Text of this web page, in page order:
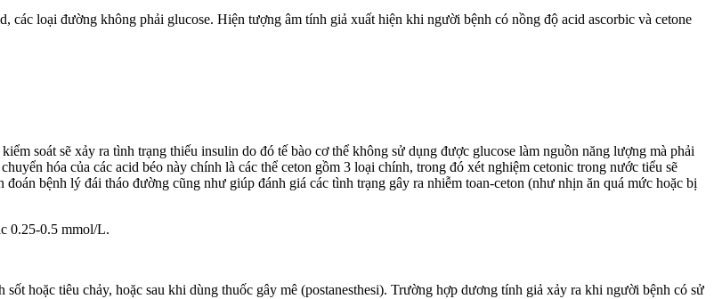
loại đường không phải glucose. Hiện tượng âm tính giả xuất hiện khi người bệnh có nồng độ acid ascorbic và cetone
soát sẽ xảy ra tình trạng thiếu insulin do đó tế bào cơ thể không sử dụng được glucose làm nguồn năng lượng mà phải
hóa của các acid béo này chính là các thể ceton gồm 3 loại chính, trong đó xét nghiệm cetonic trong nước tiểu sẽ
bệnh lý đái tháo đường cũng như giúp đánh giá các tình trạng gây ra nhiễm toan-ceton (như nhịn ăn quá mức hoặc bị
0.25-0.5 mmol/L.
hoặc tiêu chảy, hoặc sau khi dùng thuốc gây mê (postanesthesi). Trường hợp dương tính giả xảy ra khi người bệnh có sử